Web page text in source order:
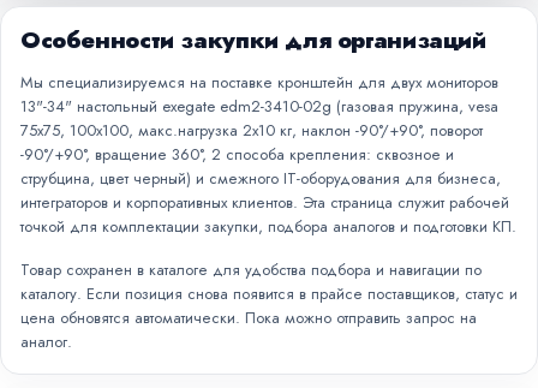
Особенности закупки для организаций
Мы специализируемся на поставке кронштейн для двух мониторов
13"-34" настольный exegate edm2-3410-02g (газовая пружина, vesa
75x75, 100x100, макс.нагрузка 2х10 кг, наклон -90°/+90°, поворот
-90°/+90°, вращение 360°, 2 способа крепления: сквозное и
струбцина, цвет черный) и смежного IT-оборудования для бизнеса,
интеграторов и корпоративных клиентов. Эта страница служит рабочей
точкой для комплектации закупки, подбора аналогов и подготовки КП.
Товар сохранен в каталоге для удобства подбора и навигации по
каталогу. Если позиция снова появится в прайсе поставщиков, статус и
цена обновятся автоматически. Пока можно отправить запрос на
аналог.